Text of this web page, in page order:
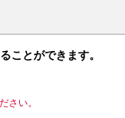
ことができます。
さい。